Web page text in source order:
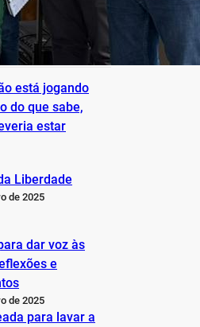
está jogando
do que sabe,
estar
Liberdade
de 2025
dar voz às
e
de 2025
para lavar a